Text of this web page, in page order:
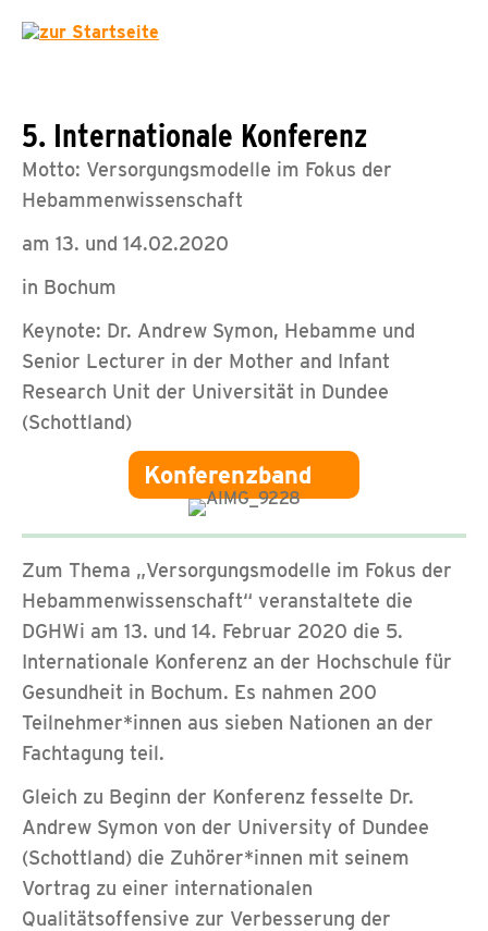
5. Internationale Konferenz
Motto: Versorgungsmodelle im Fokus der
Hebammenwissenschaft
am 13. und 14.02.2020
in Bochum
Keynote: Dr. Andrew Symon, Hebamme und
Senior Lecturer in der Mother and Infant
Research Unit der Universität in Dundee
(Schottland)
Konferenzband
Zum Thema „Versorgungsmodelle im Fokus der
Hebammenwissenschaft“ veranstaltete die
DGHWi am 13. und 14. Februar 2020 die 5.
Internationale Konferenz an der Hochschule für
Gesundheit in Bochum. Es nahmen 200
Teilnehmer*innen aus sieben Nationen an der
Fachtagung teil.
Gleich zu Beginn der Konferenz fesselte Dr.
Andrew Symon von der University of Dundee
(Schottland) die Zuhörer*innen mit seinem
Vortrag zu einer internationalen
Qualitätsoffensive zur Verbesserung der